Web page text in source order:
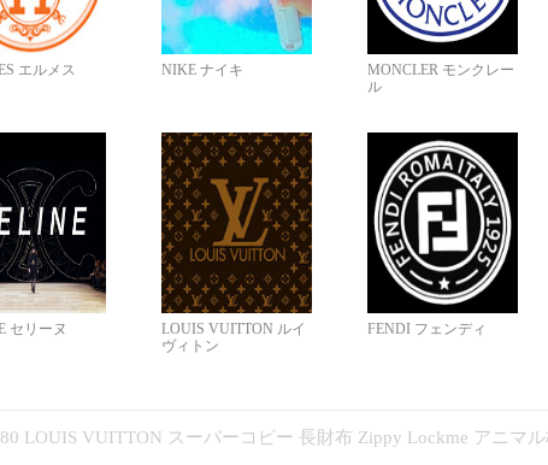
エルメス NIKE ナイキ
MONCLER モンクレー
ル
セリーヌ
LOUIS VUITTON ルイ
ヴィトン
FENDI フェンディ
LOUIS VUITTON スーパーコピー 長財布 Zippy Lockme アニマ